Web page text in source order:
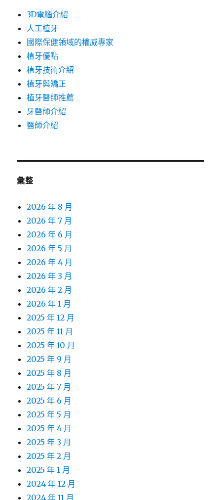
3D電腦介紹
人工植牙
國際保健領域的權威專家
植牙優點
植牙技術介紹
植牙與矯正
植牙醫師推薦
牙醫師介紹
醫師介紹
彙整
2026 年 8 月
2026 年 7 月
2026 年 6 月
2026 年 5 月
2026 年 4 月
2026 年 3 月
2026 年 2 月
2026 年 1 月
2025 年 12 月
2025 年 11 月
2025 年 10 月
2025 年 9 月
2025 年 8 月
2025 年 7 月
2025 年 6 月
2025 年 5 月
2025 年 4 月
2025 年 3 月
2025 年 2 月
2025 年 1 月
2024 年 12 月
2024 年 11 月